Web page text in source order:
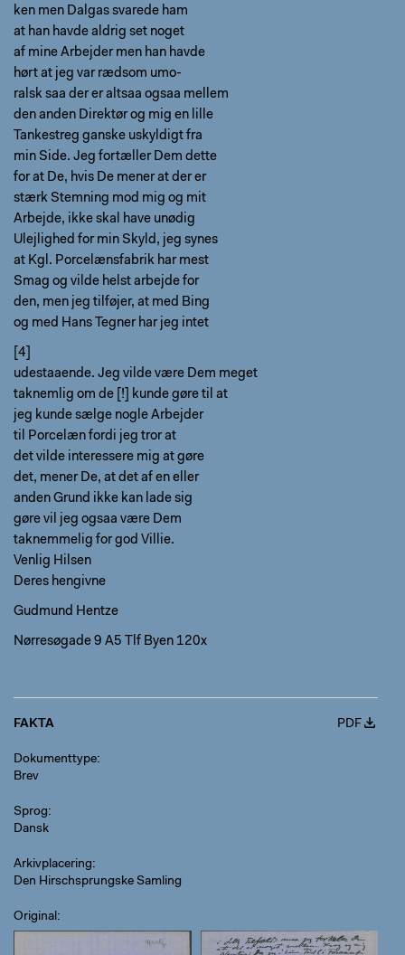
ken men Dalgas svarede ham
at han havde aldrig set noget
af mine Arbejder men han havde
hørt at jeg var rædsom umo-
ralsk saa der er altsaa ogsaa mellem
den anden Direktør og mig en lille
Tankestreg ganske uskyldigt fra
min Side. Jeg fortæller Dem dette
for at De, hvis De mener at der er
stærk Stemning mod mig og mit
Arbejde, ikke skal have unødig
Ulejlighed for min Skyld, jeg synes
at Kgl. Porcelænsfabrik har mest
Smag og vilde helst arbejde for
den, men jeg tilføjer, at med Bing
og med Hans Tegner har jeg intet
[4]
udestaaende. Jeg vilde være Dem meget
taknemlig om de [!] kunde gøre til at
jeg kunde sælge nogle Arbejder
til Porcelæn fordi jeg tror at
det vilde interessere mig at gøre
det, mener De, at det af en eller
anden Grund ikke kan lade sig
gøre vil jeg ogsaa være Dem
taknemmelig for god Villie.
Venlig Hilsen
Deres hengivne
Gudmund Hentze
Nørresøgade 9 A5 Tlf Byen 120x
FAKTA PDF
Dokumenttype
Brev
Sprog
Dansk
Arkivplacering
Den Hirschsprungske Samling
Original